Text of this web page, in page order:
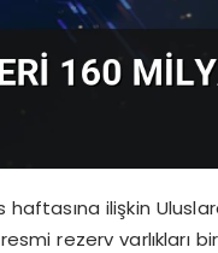
ilişkin
rezerv varlıkları